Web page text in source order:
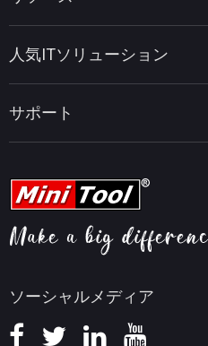
ソーシャルメディア
MiniTool PDF Editor
MiniTool MovieMaker
MiniTool uTube Downloader
データ復元ヒント
PDF編集ヒント
動画編集ヒント
ビデオ変換ヒント
画面録画ヒント
知識ベース
人気ITソリューション
MiniTool ニュースセンター
サポート
ヘルプ